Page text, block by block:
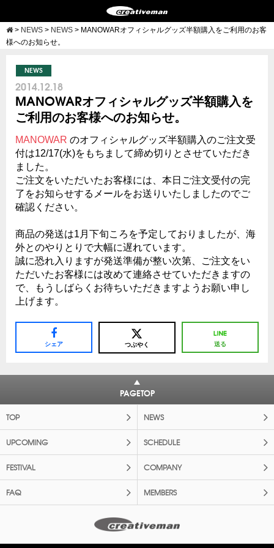
> NEWS > NEWS > MANOWARオフィシャルグッズ半額購入をご利用のお客
様へのお知らせ。
NEWS
2014.12.18
MANOWARオフィシャルグッズ半額購入を
ご利用のお客様へのお知らせ。
MANOWAR のオフィシャルグッズ半額購入のご注文受
付は12/17(水)をもちまして締め切りとさせていただき
ました。
ご注文をいただいたお客様には、本日ご注文受付の完
了をお知らせするメールをお送りいたしましたのでご
確認ください。
商品の発送は1月下旬ころを予定しておりましたが、海
外とのやりとりで大幅に遅れています。
誠に恐れ入りますが発送準備が整い次第、ご注文をい
ただいたお客様には改めて連絡させていただきますの
で、もうしばらくお待ちいただきますようお願い申し
上げます。
シェア つぶやく 送る
PAGETOP
TOP NEWS
UPCOMING SCHEDULE
FESTIVAL COMPANY
FAQ MEMBERS